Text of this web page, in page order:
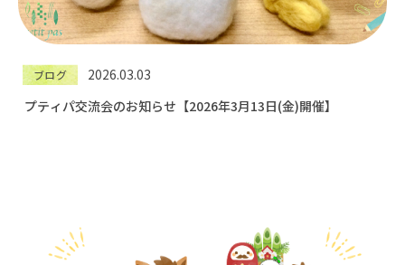
ブログ
2026.03.03
プティパ交流会のお知らせ【2026年3月13日(金)開催】